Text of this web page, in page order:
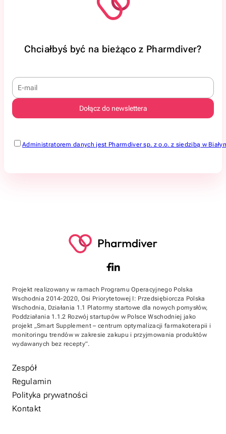
Chciałbyś być na bieżąco z Pharmdiver?
Administratorem danych jest Pharmdiver sp. z o.o. z siedzibą w
Projekt realizowany w ramach Programu Operacyjnego Polska
Wschodnia 2014-2020, Osi Priorytetowej I: Przedsiębiorcza Polska
Wschodnia, Działania 1.1 Platormy startowe dla nowych pomysłów,
Poddziałania 1.1.2 Rozwój startupów w Polsce Wschodniej jako
projekt „Smart Supplement – centrum optymalizacji farmakoterapii i
monitoringu trendów w zakresie zakupu i przyjmowania produktów
wydawanych bez recepty”.
Zespół
Regulamin
Polityka prywatności
Kontakt